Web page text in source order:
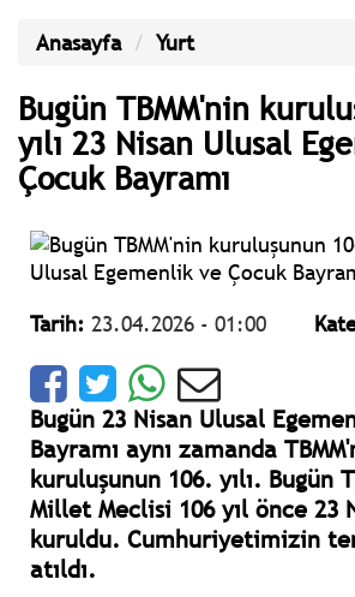
Anasayfa Yurt
Bugün TBMM'nin
yılı 23 Nisan Ulusal
Çocuk Bayramı
Tarih: 23.04.2026 - 01:00
Bugün 23 Nisan Ulusal
Bayramı aynı zamanda
kuruluşunun 106. yılı. Bugün
Millet Meclisi 106 yıl önce 23
kuruldu. Cumhuriyetimizin
atıldı.